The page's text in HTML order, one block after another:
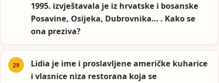
1995. izvještavala je iz hrvatske i bosanske
Posavine, Osijeka, Dubrovnika… . Kako se
ona preziva?
Lidia je ime i proslavljene američke kuharice
i vlasnice niza restorana koja se